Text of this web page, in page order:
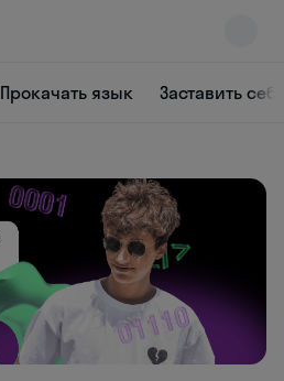
Прокачать язык Заставить